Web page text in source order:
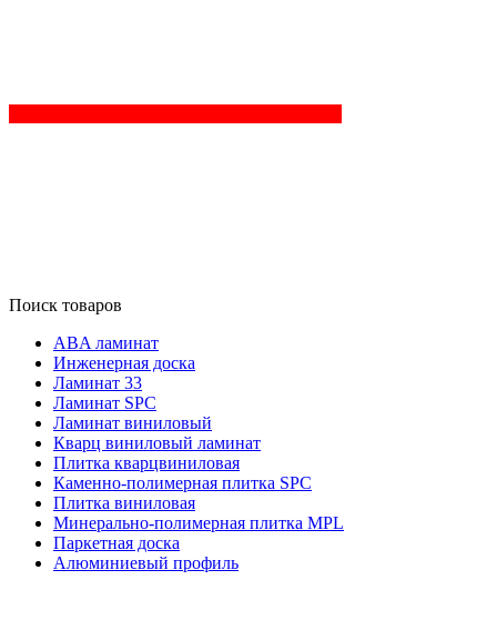
Поиск товаров
ABA ламинат
Инженерная доска
Ламинат 33
Ламинат SPC
Ламинат виниловый
Кварц виниловый ламинат
Плитка кварцвиниловая
Каменно-полимерная плитка SPC
Плитка виниловая
Минерально-полимерная плитка MPL
Паркетная доска
Алюминиевый профиль